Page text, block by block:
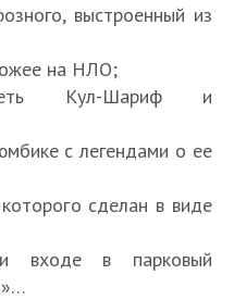
выстроенный из
на НЛО;
Кул-Шариф и
с легендами о ее
сделан в виде
входе в парковый